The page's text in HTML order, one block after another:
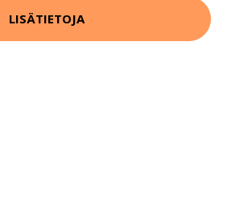
LISÄTIETOJA